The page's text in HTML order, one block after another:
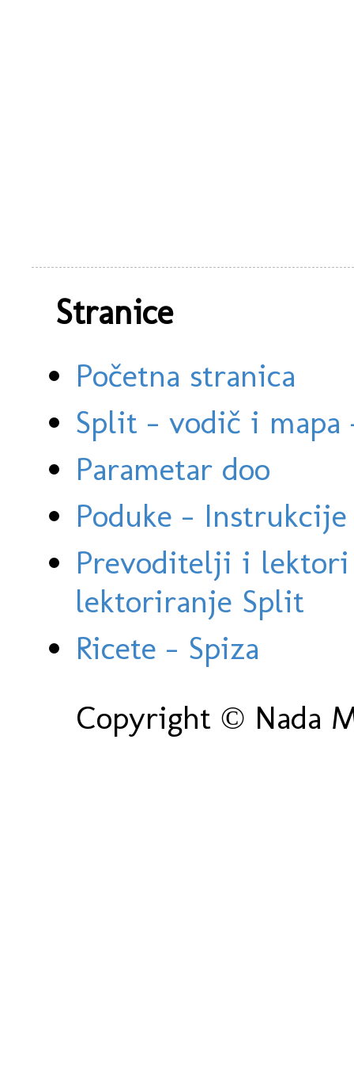
Stranice
Početna stranica
Split - vodič i
Parametar doo
Poduke -
Prevoditelji i
lektoriranje Split
Ricete - Spiza
Copyright © Nada